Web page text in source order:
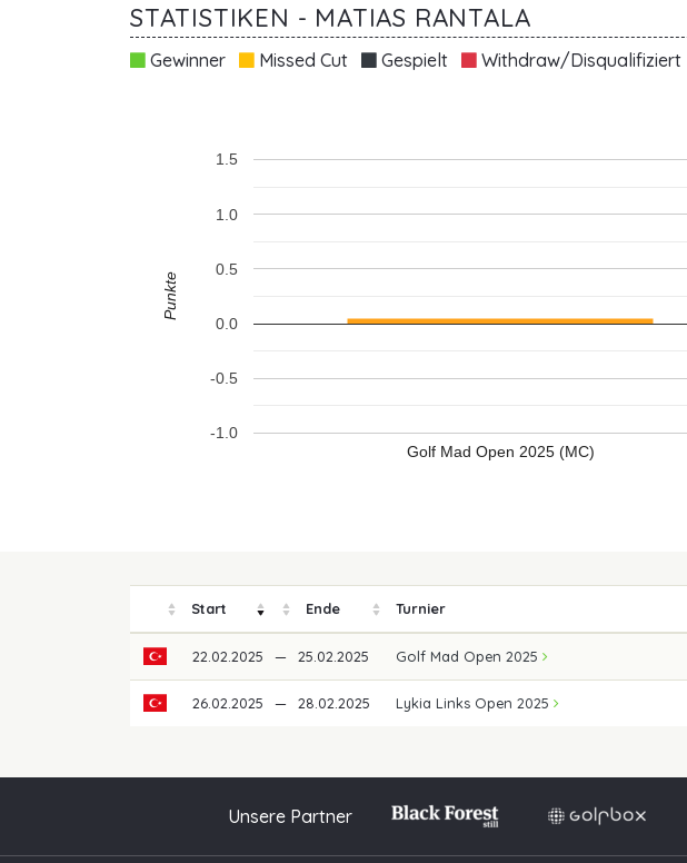
STATISTIKEN - MATIAS RANTALA
Gewinner Missed Cut Gespielt Withdraw/Disqualifiziert
Golf Mad Open 2025 (MC)
-1.0
-0.5
0.0
0.5
1.0
1.5
Punkte
Start Ende Turnier
22.02.2025 — 25.02.2025 Golf Mad Open 2025
26.02.2025 — 28.02.2025 Lykia Links Open 2025
Unsere Partner